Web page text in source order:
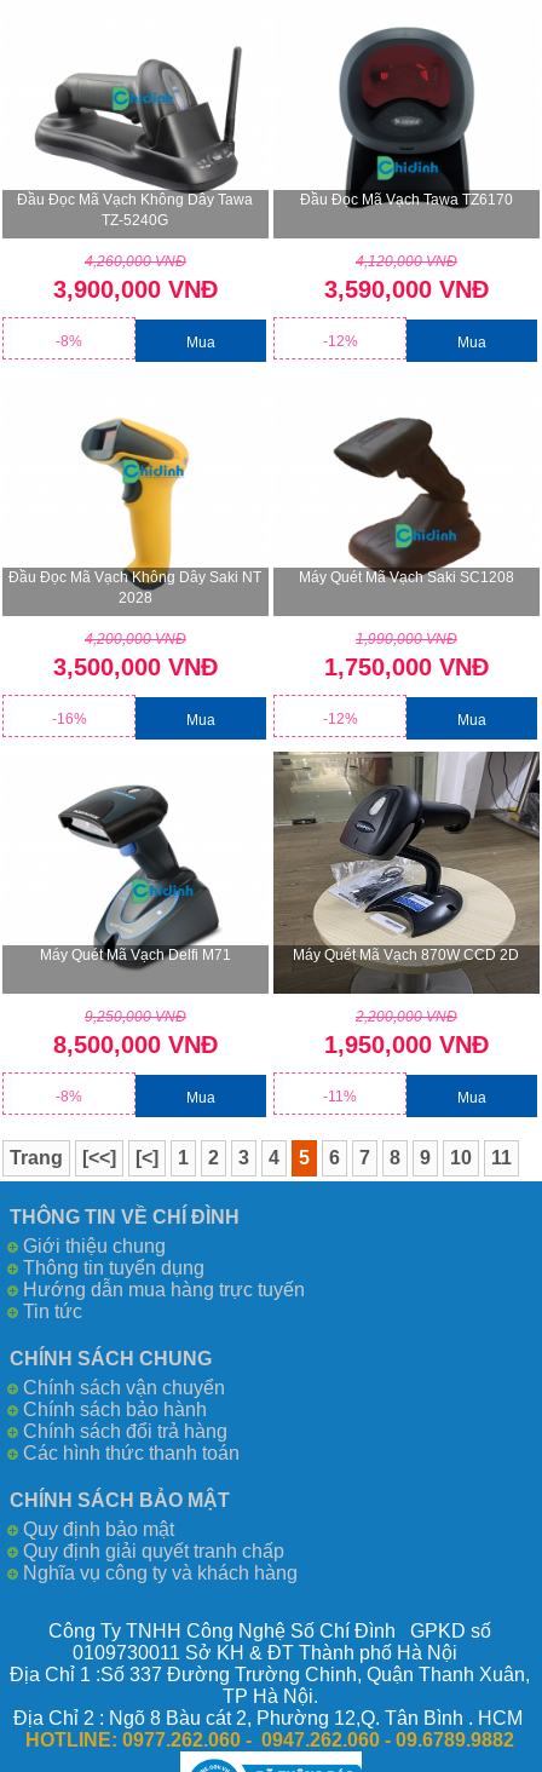
Đầu Đọc Mã Vạch Không Dây Tawa
TZ-5240G
4,260,000 VNĐ
3,900,000 VNĐ
-8% Mua
Đầu Đọc Mã Vạch Tawa TZ6170
4,120,000 VNĐ
3,590,000 VNĐ
-12% Mua
Đầu Đọc Mã Vạch Không Dây Saki NT
2028
4,200,000 VNĐ
3,500,000 VNĐ
-16% Mua
Máy Quét Mã Vạch Saki SC1208
1,990,000 VNĐ
1,750,000 VNĐ
-12% Mua
Máy Quét Mã Vạch Delfi M71
9,250,000 VNĐ
8,500,000 VNĐ
-8% Mua
Máy Quét Mã Vạch 870W CCD 2D
2,200,000 VNĐ
1,950,000 VNĐ
-11% Mua
Trang [<<] [<] 1 2 3 4 5 6 7 8 9 10
11
THÔNG TIN VỀ CHÍ ĐÌNH
Giới thiệu chung
Thông tin tuyển dụng
Hướng dẫn mua hàng trực tuyến
Tin tức
CHÍNH SÁCH CHUNG
Chính sách vận chuyển
Chính sách bảo hành
Chính sách đổi trả hàng
Các hình thức thanh toán
CHÍNH SÁCH BẢO MẬT
Quy định bảo mật
Quy định giải quyết tranh chấp
Nghĩa vụ công ty và khách hàng
Công Ty TNHH Công Nghệ Số Chí Đình GPKD số
0109730011 Sở KH & ĐT Thành phố Hà Nội
Địa Chỉ 1 :Số 337 Đường Trường Chinh, Quận Thanh Xuân,
TP Hà Nội.
Địa Chỉ 2 : Ngõ 8 Bàu cát 2, Phường 12,Q. Tân Bình . HCM
HOTLINE: 0977.262.060 - 0947.262.060 -09.6789.9882